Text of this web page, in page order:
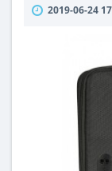
объектив
матрица,
зрения 75
мотора
2019-06-24